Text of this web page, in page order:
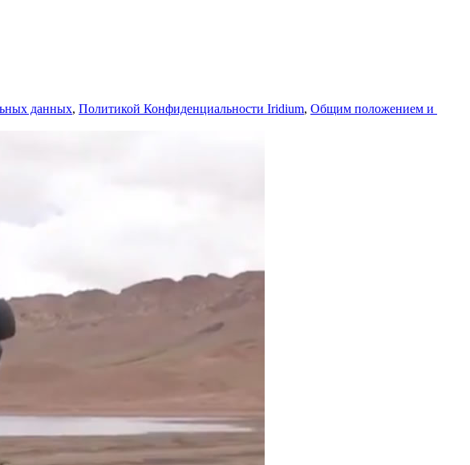
данных, Политикой Конфи­денци­альности Iridium, Общим положением и